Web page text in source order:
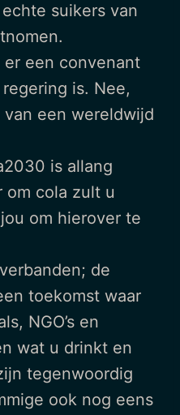
suikers van
een convenant
is. Nee,
een wereldwijd
is allang
om cola zult u
om hierover te
de
toekomst waar
NGO’s en
wat u drinkt en
tegenwoordig
ook nog eens